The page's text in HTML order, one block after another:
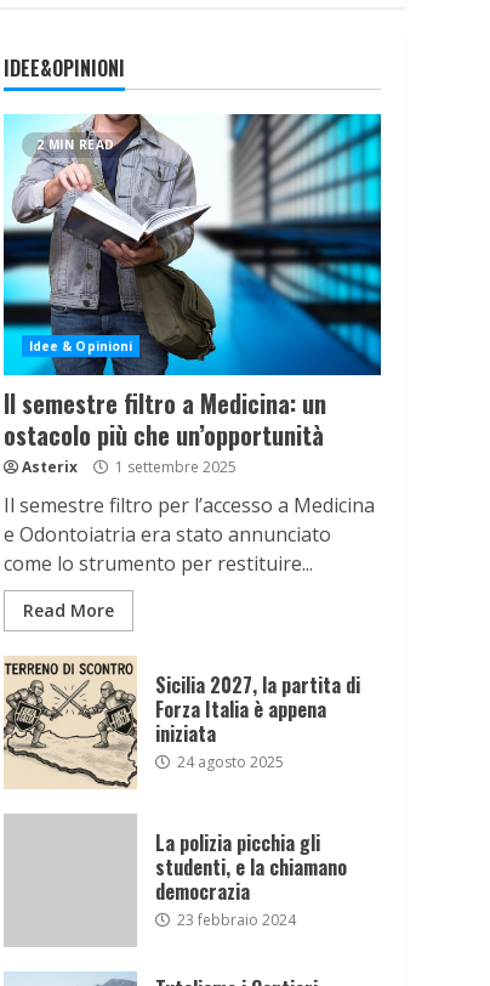
IDEE&OPINIONI
2 MIN READ
Idee & Opinioni
Il semestre filtro a Medicina: un
ostacolo più che un’opportunità
Asterix 1 settembre 2025
Il semestre filtro per l’accesso a Medicina
e Odontoiatria era stato annunciato
come lo strumento per restituire...
Read More
Sicilia 2027, la partita di
Forza Italia è appena
iniziata
24 agosto 2025
La polizia picchia gli
studenti, e la chiamano
democrazia
23 febbraio 2024